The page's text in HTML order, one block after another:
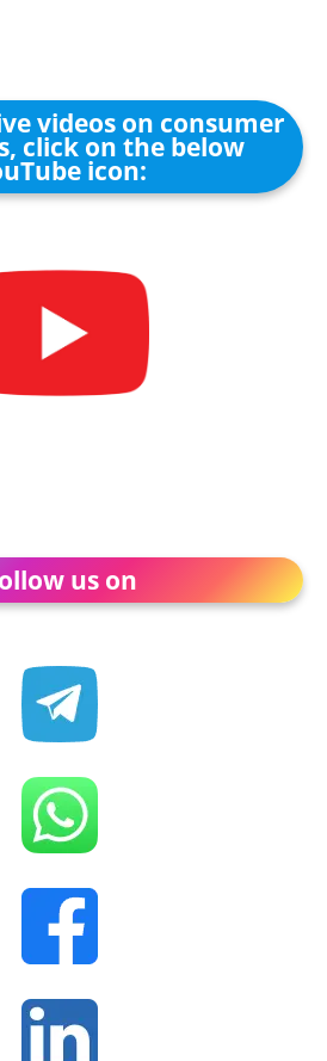
videos on consumer
click on the below
icon:
us on